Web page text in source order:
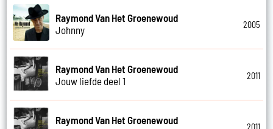
Raymond Van Het Groenewoud
Johnny
2005
Raymond Van Het Groenewoud
Jouw liefde deel 1
2011
Raymond Van Het Groenewoud
2011